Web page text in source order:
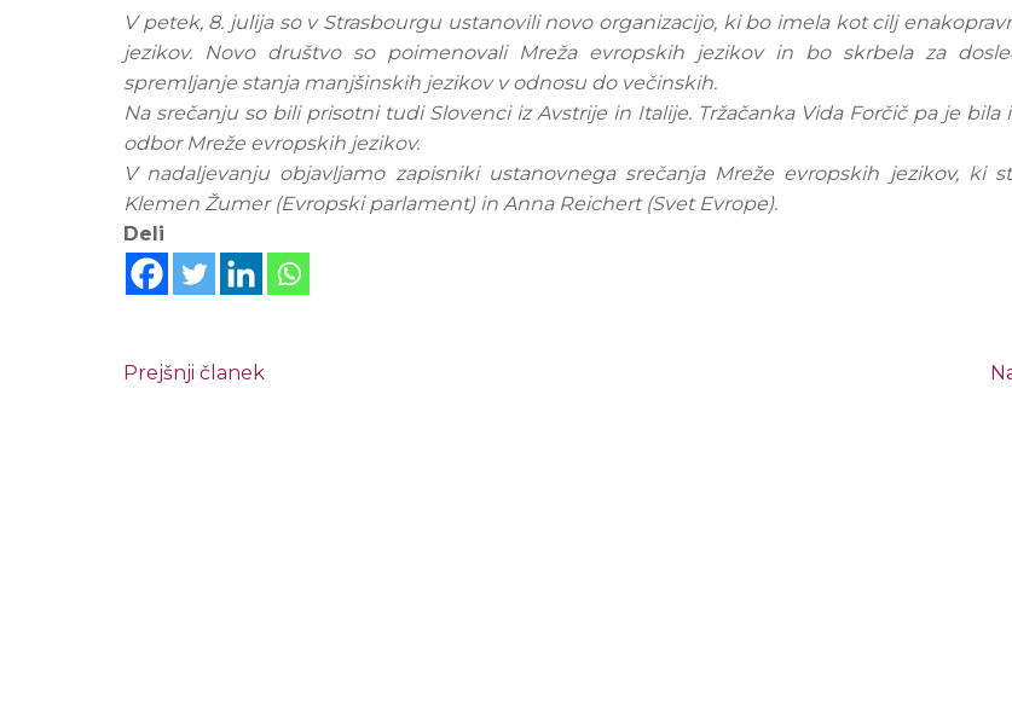
V petek, 8. julija so v Strasbourgu ustanovili novo organizacijo, ki bo imela kot cilj
jezikov. Novo društvo so poimenovali Mreža evropskih jezikov in bo skrbela za
spremljanje stanja manjšinskih jezikov v odnosu do večinskih.
Na srečanju so bili prisotni tudi Slovenci iz Avstrije in Italije. Tržačanka Vida Forčič pa je bila
odbor Mreže evropskih jezikov.
V nadaljevanju objavljamo zapisniki ustanovnega srečanja Mreže evropskih jezikov, ki
Klemen Žumer (Evropski parlament) in Anna Reichert (Svet Evrope).
Deli
Prejšnji članek